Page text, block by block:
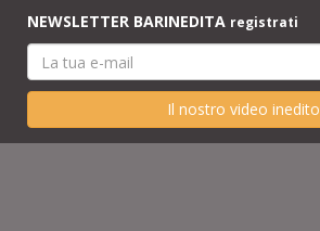
NEWSLETTER BARINEDITA registrati
Il nostro video inedito